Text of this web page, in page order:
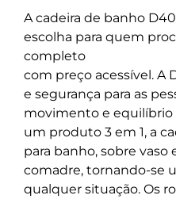
A cadeira de banho
escolha para quem
completo
com preço acessível. A
e segurança para as
movimento e equilíbrio
um produto 3 em 1, a
para banho, sobre vaso
comadre, tornando-se
qualquer situação. Os